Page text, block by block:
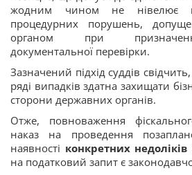
жодним чином не нівелює
процедурних порушень,
органом при
документальної перевірки.
Зазначений підхід суддів
ряді випадків здатна захищати
сторони державних органів.
Отже, повноваження
наказ на проведення
наявності конкретних недоліків
на податковий запит є